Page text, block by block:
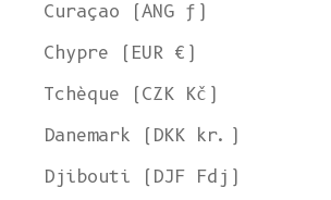
Curaçao (ANG ƒ)
Chypre (EUR €)
Tchèque (CZK Kč)
Danemark (DKK kr.)
Djibouti (DJF Fdj)